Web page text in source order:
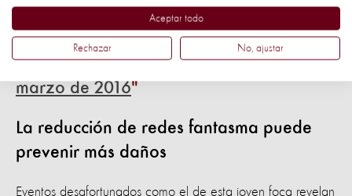
rehab! (There was attitude about the
kennel)pic.twitter.com/hrrbGY7lJd
— Elizabeth Hogan (@EHHogan)29 de
marzo de 2016
La reducción de redes fantasma puede
prevenir más daños
Eventos desafortunados como el de esta joven foca revelan
Aceptar todo
Rechazar No, ajustar